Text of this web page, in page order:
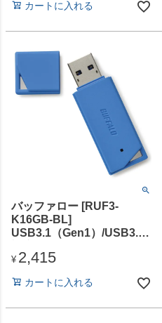
カートに入れる
バッファロー [RUF3-
K16GB-BL]
USB3.1（Gen1）/USB3.0
ーモデル 16GB ブルー
¥ 2,415
カートに入れる